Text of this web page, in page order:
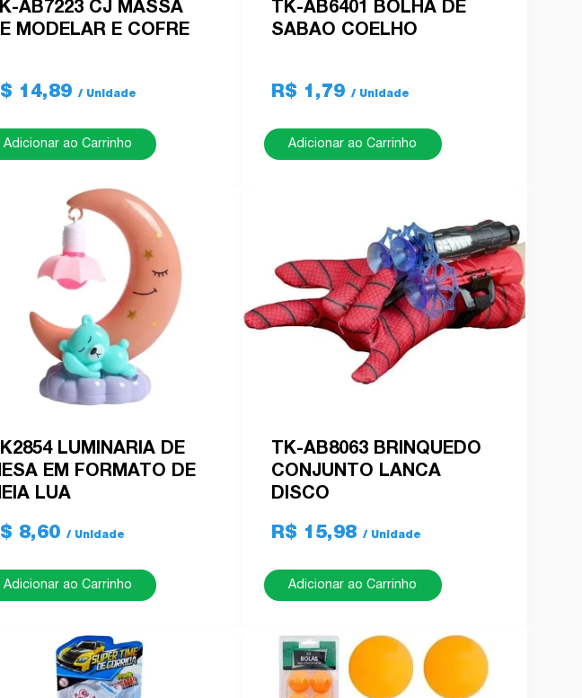
AB7223 CJ MASSA
MODELAR E COFRE
14,89
Adicionar ao Carrinho
TK-AB6401 BOLHA DE
SABAO COELHO
R$ 1,79
Adicionar ao Carrinho
LUMINARIA DE
EM FORMATO DE
LUA
8,60
Adicionar ao Carrinho
TK-AB8063 BRINQUEDO
CONJUNTO LANCA
DISCO
R$ 15,98
Adicionar ao Carrinho